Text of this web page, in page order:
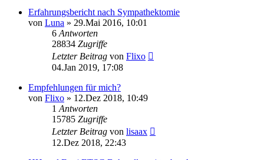
Erfahrungsbericht nach Sympathektomie
von Luna » 29.Mai 2016, 10:01
6 Antworten
28834 Zugriffe
Letzter Beitrag von Flixo
04.Jan 2019, 17:08
Empfehlungen für mich?
von Flixo » 12.Dez 2018, 10:49
1 Antworten
15785 Zugriffe
Letzter Beitrag von lisaax
12.Dez 2018, 22:43